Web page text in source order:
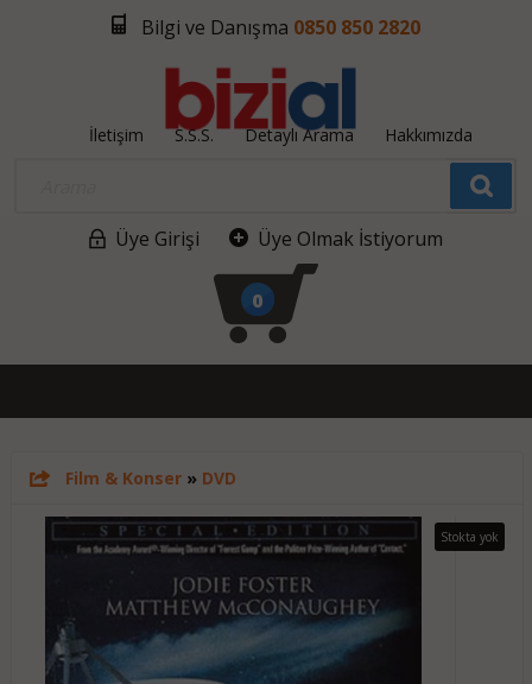
Bilgi ve Danışma 0850 850 2820
İletişim S.S.S. Detaylı Arama Hakkımızda
Üye Girişi Üye Olmak İstiyorum
0
Film & Konser» DVD
Stokta yok